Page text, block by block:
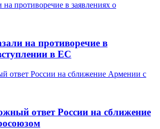
противоречие в заявлениях о
на противоречие в
в ЕС
ответ России на сближение Армении с
ответ России на сближение